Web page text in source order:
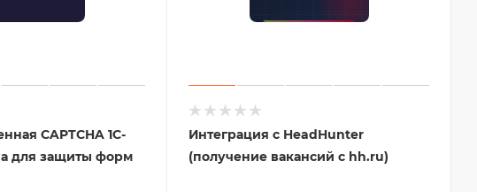
CAPTCHA 1С-
для защиты форм
Интеграция с HeadHunter
(получение вакансий с hh.ru)